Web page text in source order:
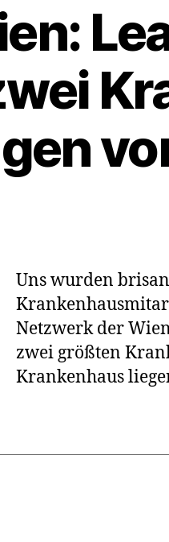
Uns wurden
Netzwerk der
zwei größten
Krankenhaus